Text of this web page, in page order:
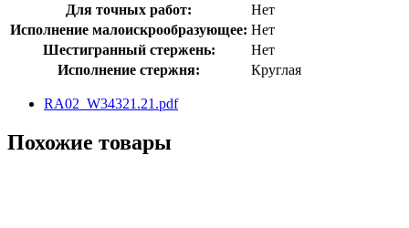
Для точных работ:
Нет
Исполнение малоискрообразующее: Нет
Шестигранный стержень:
Нет
Исполнение стержня:
Круглая
RA02_W34321.21.pdf
Похожие товары